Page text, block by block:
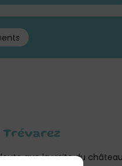
Trévarez
que la visite du